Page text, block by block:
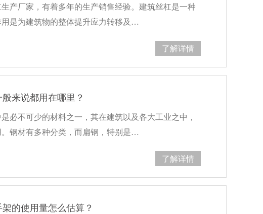
产厂家，有着多年的生产销售经验。建筑丝杠是一种
是为建筑物的整体提升应力转移及…
了解详情
来说都用在哪里？
必不可少的材料之一，其在建筑以及各大工业之中，
钢材有多种分类，而扁钢，特别是…
了解详情
架的使用量怎么估算？